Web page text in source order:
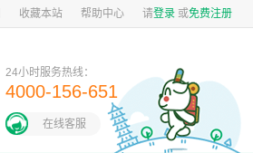
收藏本站 帮助中心 请登录 或免费注册
24小时服务热线：
4000-156-651
在线客服